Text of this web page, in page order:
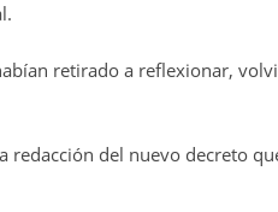
retirado a reflexionar,
redacción del nuevo decreto